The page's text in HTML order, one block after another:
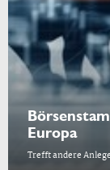
Europa
Trefft andere